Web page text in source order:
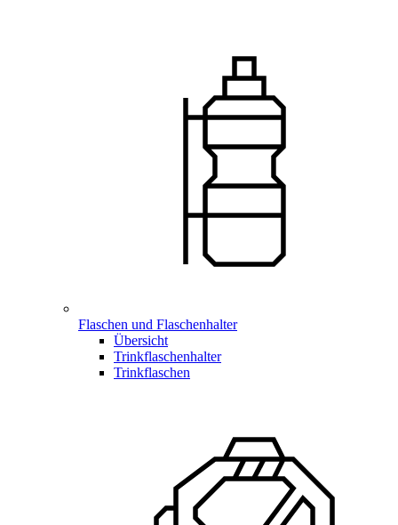
Flaschen und Flaschenhalter
Übersicht
Trinkflaschenhalter
Trinkflaschen